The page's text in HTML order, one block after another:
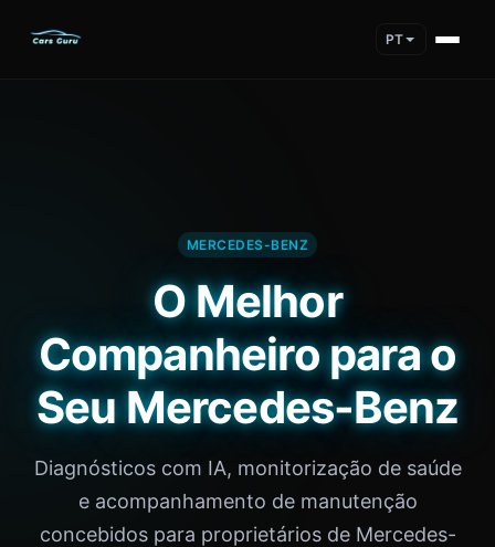
PT
MERCEDES-BENZ
O Melhor
Companheiro para o
Seu Mercedes-Benz
Diagnósticos com IA, monitorização de saúde
e acompanhamento de manutenção
concebidos para proprietários de Mercedes-